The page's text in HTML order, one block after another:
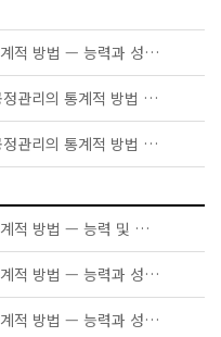
KS Q ISO 22514-5 - 공정관리의 통계적 방법 — 능력과 성능— 제5부: 계수치 특성에 대한 공정능력 추정치 및 성능
KS Q ISO 22514-8(2021 확인) - 공정관리의 통계적 방법 — 능력과 성능 — 제8부: 다단계 생산공정의 기계 성능
KS Q ISO 22514-1(2021 확인) - 공정관리의 통계적 방법 — 능력과 성능 — 제1부: 일반 원리와 개념
KS Q ISO 22514-1 - 공정관리의 통계적 방법 — 능력 및 성능 — 제1부: 일반 원리 및 개념
KS Q ISO 22514-2 - 공정관리의 통계적 방법 — 능력과 성능 — 제2부: 시간종속적 공정 모델의 공정능력과 성능
KS Q ISO 22514-7 - 공정관리의 통계적 방법 — 능력과 성능 — 제7부: 측정프로세스의 능력